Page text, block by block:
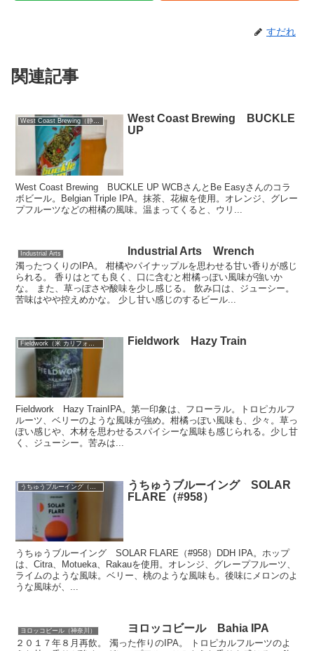
すだれ
関連記事
West Coast Brewing（静岡）
West Coast Brewing BUCKLE
UP
West Coast Brewing BUCKLE UP WCBさんとBe Easyさんのコラ
ボビール。Belgian Triple IPA。抹茶、花椒を使用。オレンジ、グレー
プフルーツなどの柑橘の風味。温まってくると、ウリ...
Industrial Arts Industrial Arts Wrench
濁ったつくりのIPA。 柑橘やパイナップルを思わせる甘い香りが感じ
られる。 香りはとても良く、口に含むと柑橘っぽい風味が強いか
な。 また、草っぽさや酸味を少し感じる。 飲み口は、ジューシー。
苦味はやや控えめかな。 少し甘い感じのするビール...
Fieldwork（米 カリフォルニア州） Fieldwork Hazy Train
Fieldwork Hazy TrainIPA。第一印象は、フローラル。トロピカルフ
ルーツ、ベリーのような風味が強め。柑橘っぽい風味も、少々。草っ
ぽい感じや、木材を思わせるスパイシーな風味も感じられる。少し甘
く、ジューシー。苦みは...
うちゅうブルーイング（山梨）
うちゅうブルーイング SOLAR
FLARE（#958）
うちゅうブルーイング SOLAR FLARE（#958）DDH IPA。ホップ
は、Citra、Motueka、Rakauを使用。オレンジ、グレープフルーツ、
ライムのような風味。ベリー、桃のような風味も。後味にメロンのよ
うな風味が、...
ヨロッコビール（神奈川） ヨロッコビール Bahia IPA
２０１７年８月再飲。 濁った作りのIPA。 トロピカルフルーツのよ